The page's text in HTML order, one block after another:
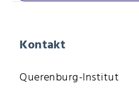
Kontakt
Querenburg-Institut